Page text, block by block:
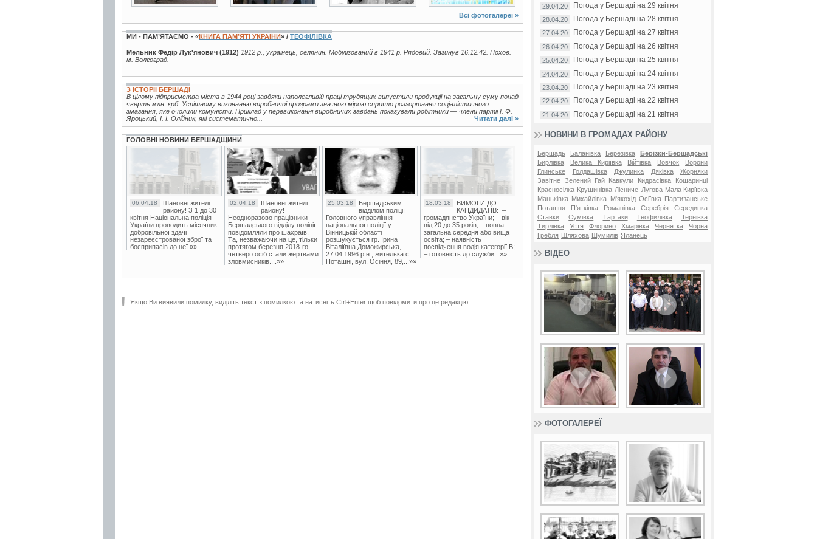
Всі фотогалереї »
МИ - ПАМ’ЯТАЄМО - «КНИГА ПАМ’ЯТІ УКРАЇНИ» / ТЕОФІЛІВКА
Мельник Федір Лук'янович (1912) 1912 р., українець, селянин. Мобілізований в 1941 р. Рядовий. Загинув 16.12.42. Похов.
м. Волгоград.
З ІСТОРІЇ БЕРШАДІ
В цілому підприємства міста в 1944 році завдяки наполегливій праці трудящих випустили продукції на загальну суму понад
чверть млн. крб. Успішному виконанню виробничої програми значною мірою сприяло розгортання соціалістичного
змагання, яке очолили комуністи. Приклад у перевиконанні виробничих завдань показували робітники — члени партії І. Ф.
Яроцький, І. І. Олійник, які систематично...
Читати далі »
ГОЛОВНІ НОВИНИ БЕРШАДЩИНИ
06.04.18
Шановні жителі
району! З 1 до 30
квітня Національна поліція
України проводить місячник
добровільної здачі
незареєстрованої зброї та
боєприпасів до неї.»»
02.04.18
Шановні жителі
району!
Неодноразово працівники
Бершадського відділу поліції
повідомляли про шахраїв.
Та, незважаючи на це, тільки
протягом березня 2018-го
четверо осіб стали жертвами
зловмисників....»»
25.03.18
Бершадським
відділом поліції
Головного управління
національної поліції у
Вінницькій області
розшукується гр. Ірина
Віталіївна Доможирська,
27.04.1996 р.н., жителька с.
Поташні, вул. Осіння, 89,...»»
18.03.18
ВИМОГИ ДО
КАНДИДАТІВ: –
громадянство України; – вік
від 20 до 35 років; – повна
загальна середня або вища
освіта; – наявність
посвідчення водія категорії В;
– готовність до служби...»»
Якщо Ви виявили помилку, виділіть текст з помилкою та натисніть Ctrl+Enter щоб повідомити про це редакцію
29.04.20 Погода у Бершаді на 29 квітня
28.04.20 Погода у Бершаді на 28 квітня
27.04.20 Погода у Бершаді на 27 квітня
26.04.20 Погода у Бершаді на 26 квітня
25.04.20 Погода у Бершаді на 25 квітня
24.04.20 Погода у Бершаді на 24 квітня
23.04.20 Погода у Бершаді на 23 квітня
22.04.20 Погода у Бершаді на 22 квітня
21.04.20 Погода у Бершаді на 21 квітня
НОВИНИ В ГРОМАДАХ РАЙОНУ
Бершадь Баланівка Березівка
Берізки-Бершадські
Бирлівка
Велика Киріївка Війтівка Вовчок
Ворони
Глинське
Голдашівка Джулинка Дяківка
Жорняки
Завітне Зелений Гай Кавкули Кидрасівка
Кошаринці
Красносілка Крушинівка Лісниче Лугова Мала Киріївка
Маньківка Михайлівка М'якохід Осіївка
Партизанське
Поташня
П'ятківка Романівка Серебрія
Серединка
Ставки
Сумівка Тартаки Теофилівка
Тернівка
Тирлівка
Устя Флорино Хмарівка Чернятка
Чорна
Гребля
Шляхова Шумилів Яланець
ВІДЕО
ФОТОГАЛЕРЕЇ